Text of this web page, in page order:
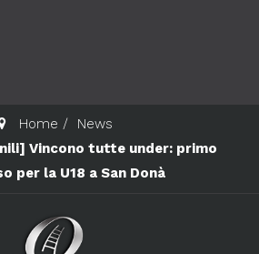
Home
News
Vincono tutte under: primo
per la U18 a San Donà